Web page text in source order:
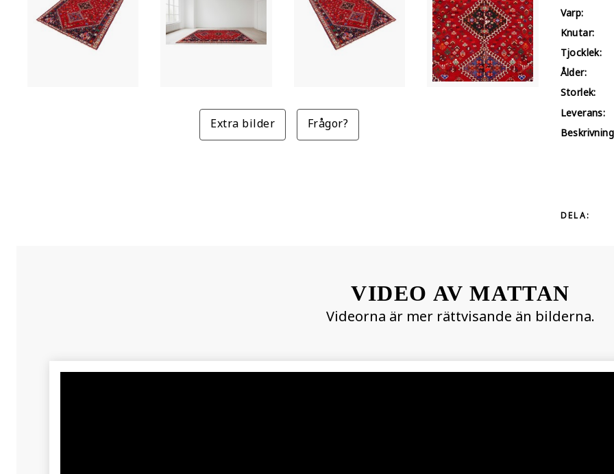
Extra bilder Frågor?
Varp:
Knutar:
Tjocklek:
Ålder:
Storlek:
Leverans:
DELA:
VIDEO AV MATTAN
Videorna är mer rättvisande än bilderna.